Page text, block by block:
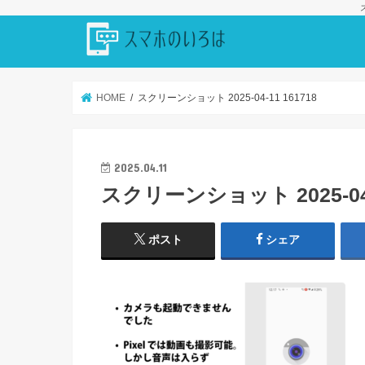
HOME スクリーンショット 2025-04-11 161718
2025.04.11
スクリーンショット 2025-
ポスト シェア